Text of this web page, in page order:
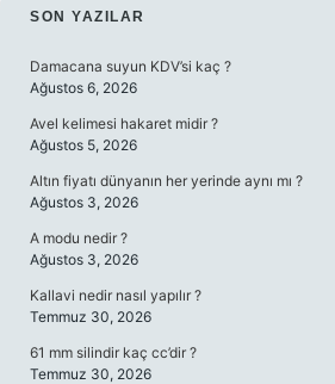
SIDEBAR
SON YAZILAR
Damacana suyun KDV’si kaç ?
Ağustos 6, 2026
Avel kelimesi hakaret midir ?
Ağustos 5, 2026
Altın fiyatı dünyanın her yerinde aynı mı ?
Ağustos 3, 2026
A modu nedir ?
Ağustos 3, 2026
Kallavi nedir nasıl yapılır ?
Temmuz 30, 2026
61 mm silindir kaç cc’dir ?
Temmuz 30, 2026